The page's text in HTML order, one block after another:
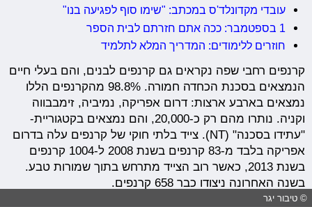
עובדי מקדונלד'ס במכתב: "שימו סוף לפגיעה בנו"
1 בספטמבר: ככה אתם חזרתם לבית הספר
חוזרים ללימודים: המדריך המלא לתלמיד
קרנפים רחבי שפה נקראים גם קרנפים לבנים, והם בעלי חיים
הנמצאים בסכנת הכחדה חמורה. 98.8% מהקרנפים הללו
נמצאים בארבע ארצות: דרום אפריקה, נמיביה, זימבבווה
וקניה. נותרו מהם רק כ-20,000, והם נמצאים בקטגוריית-
"עתידו בסכנה" (NT). צייד בלתי חוקי של קרנפים עלה בדרום
אפריקה בלבד מ-83 קרנפים בשנת 2008 ל-1004 קרנפים
בשנת 2013, כאשר רוב הצייד מתרחש בתוך שמורות טבע.
בשנה האחרונה ניצודו כבר 658 קרנפים.
© טיבור יגר